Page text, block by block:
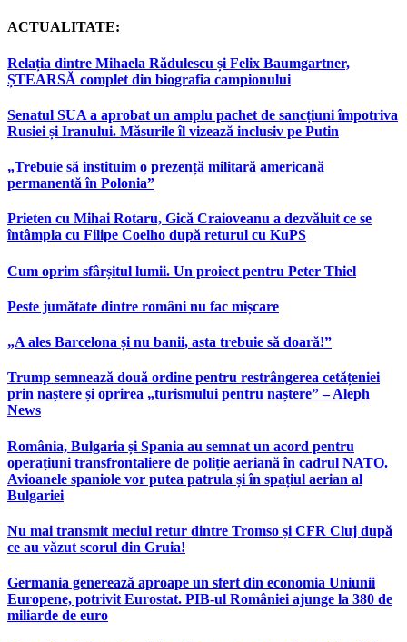
ACTUALITATE:
Relația dintre Mihaela Rădulescu și Felix Baumgartner,
ȘTEARSĂ complet din biografia campionului
Senatul SUA a aprobat un amplu pachet de sancțiuni împotriva
Rusiei și Iranului. Măsurile îl vizează inclusiv pe Putin
„Trebuie să instituim o prezență militară americană
permanentă în Polonia”
Prieten cu Mihai Rotaru, Gică Craioveanu a dezvăluit ce se
întâmpla cu Filipe Coelho după returul cu KuPS
Cum oprim sfârșitul lumii. Un proiect pentru Peter Thiel
Peste jumătate dintre români nu fac mișcare
„A ales Barcelona și nu banii, asta trebuie să doară!”
Trump semnează două ordine pentru restrângerea cetățeniei
prin naștere și oprirea „turismului pentru naștere” – Aleph
News
România, Bulgaria și Spania au semnat un acord pentru
operațiuni transfrontaliere de poliție aeriană în cadrul NATO.
Avioanele spaniole vor putea patrula și în spațiul aerian al
Bulgariei
Nu mai transmit meciul retur dintre Tromso și CFR Cluj după
ce au văzut scorul din Gruia!
Germania generează aproape un sfert din economia Uniunii
Europene, potrivit Eurostat. PIB-ul României ajunge la 380 de
miliarde de euro